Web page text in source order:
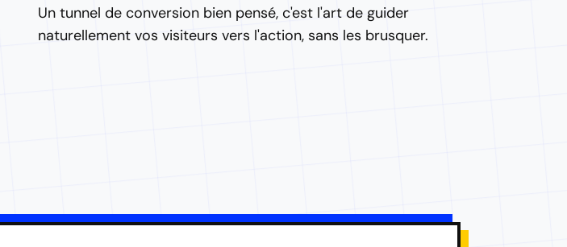
Un tunnel de conversion bien pensé, c'est l'art de guider
naturellement vos visiteurs vers l'action, sans les brusquer.